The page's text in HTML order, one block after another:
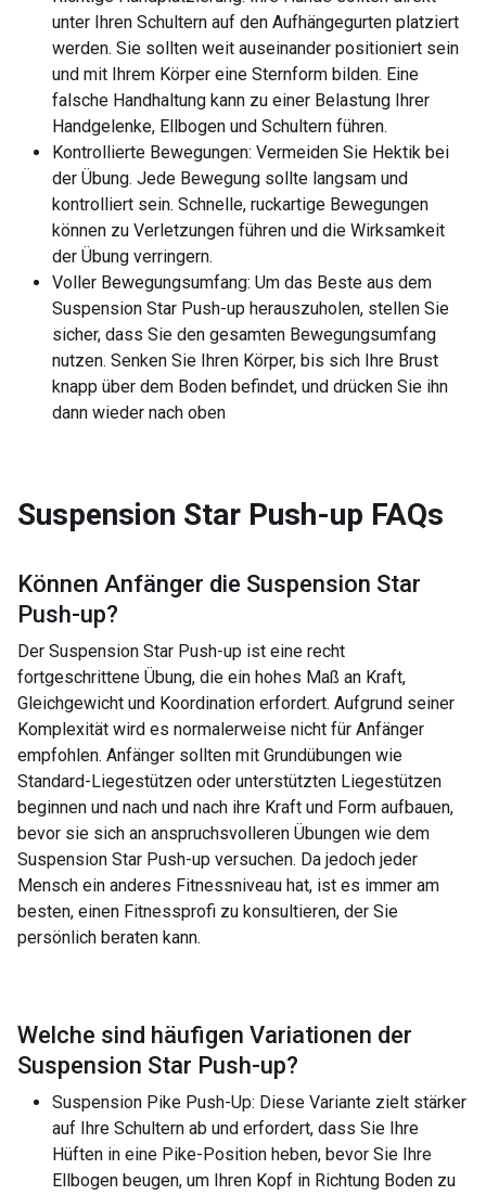
unter Ihren Schultern auf den Aufhängegurten platziert
werden. Sie sollten weit auseinander positioniert sein
und mit Ihrem Körper eine Sternform bilden. Eine
falsche Handhaltung kann zu einer Belastung Ihrer
Handgelenke, Ellbogen und Schultern führen.
Kontrollierte Bewegungen: Vermeiden Sie Hektik bei
der Übung. Jede Bewegung sollte langsam und
kontrolliert sein. Schnelle, ruckartige Bewegungen
können zu Verletzungen führen und die Wirksamkeit
der Übung verringern.
Voller Bewegungsumfang: Um das Beste aus dem
Suspension Star Push-up herauszuholen, stellen Sie
sicher, dass Sie den gesamten Bewegungsumfang
nutzen. Senken Sie Ihren Körper, bis sich Ihre Brust
knapp über dem Boden befindet, und drücken Sie ihn
dann wieder nach oben
Suspension Star Push-up FAQs
Können Anfänger die Suspension Star
Push-up?
Der Suspension Star Push-up ist eine recht
fortgeschrittene Übung, die ein hohes Maß an Kraft,
Gleichgewicht und Koordination erfordert. Aufgrund seiner
Komplexität wird es normalerweise nicht für Anfänger
empfohlen. Anfänger sollten mit Grundübungen wie
Standard-Liegestützen oder unterstützten Liegestützen
beginnen und nach und nach ihre Kraft und Form aufbauen,
bevor sie sich an anspruchsvolleren Übungen wie dem
Suspension Star Push-up versuchen. Da jedoch jeder
Mensch ein anderes Fitnessniveau hat, ist es immer am
besten, einen Fitnessprofi zu konsultieren, der Sie
persönlich beraten kann.
Welche sind häufigen Variationen der
Suspension Star Push-up?
Suspension Pike Push-Up: Diese Variante zielt stärker
auf Ihre Schultern ab und erfordert, dass Sie Ihre
Hüften in eine Pike-Position heben, bevor Sie Ihre
Ellbogen beugen, um Ihren Kopf in Richtung Boden zu